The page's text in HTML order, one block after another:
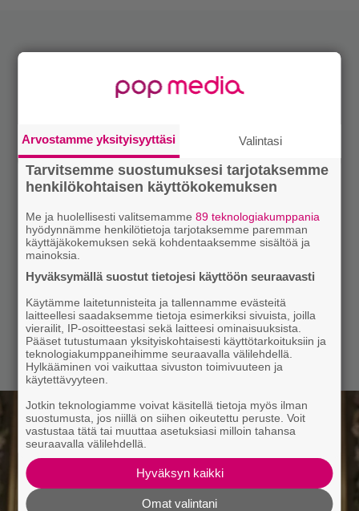
Arvostamme yksityisyyttäsi Valintasi
Tarvitsemme suostumuksesi tarjotaksemme
henkilökohtaisen käyttökokemuksen
Me ja huolellisesti valitsemamme89 teknologiakumppania
hyödynnämme henkilötietoja tarjotaksemme paremman
käyttäjäkokemuksen sekä kohdentaaksemme sisältöä ja
mainoksia.
Hyväksymällä suostut tietojesi käyttöön seuraavasti
Käytämme laitetunnisteita ja tallennamme evästeitä
laitteellesi saadaksemme tietoja esimerkiksi sivuista, joilla
vierailit, IP-osoitteestasi sekä laitteesi ominaisuuksista.
Pääset tutustumaan yksityiskohtaisesti käyttötarkoituksiin ja
teknologiakumppaneihimme seuraavalla välilehdellä.
Hylkääminen voi vaikuttaa sivuston toimivuuteen ja
käytettävyyteen.
Jotkin teknologiamme voivat käsitellä tietoja myös ilman
suostumusta, jos niillä on siihen oikeutettu peruste. Voit
vastustaa tätä tai muuttaa asetuksiasi milloin tahansa
seuraavalla välilehdellä.
Hyväksyn kaikki
Omat valintani